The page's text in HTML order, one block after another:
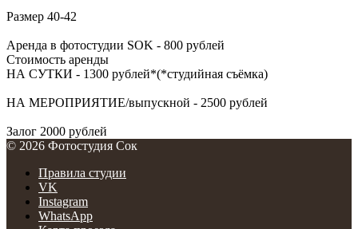
Размер 40-42
Аренда в фотостудии SOK - 800 рублей
Стоимость аренды
НА СУТКИ - 1300 рублей*(*студийная съёмка)
НА МЕРОПРИЯТИЕ/выпускной - 2500 рублей
Залог 2000 рублей
© 2026 Фотостудия Сок
Правила студии
VK
Instagram
WhatsApp